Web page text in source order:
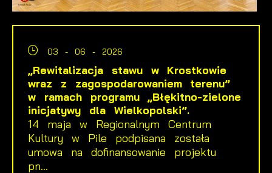
03 - 06 - 2026
„Rewitalizacja stawu w Krostkowie
wraz z zagospodarowaniem terenu”
w ramach programu „Błękitno-zielone
inicjatywy dla Wielkopolski”.
14 maja w Regionalnym Centrum
Kultury w Pile podpisana została
umowa na dofinansowanie projektu
pn...